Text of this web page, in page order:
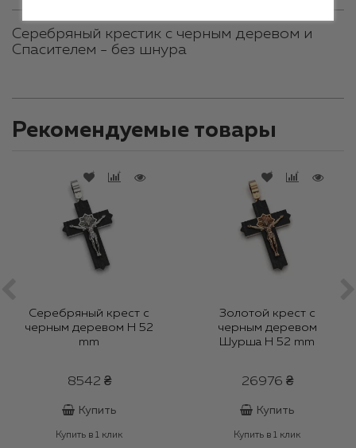
Cеребряный крестик с черным деревом и
Спасителем - без шнура
Рекомендуемые товары
Серебряный крест с
черным деревом H 52
mm
8542 ₴
Купить
Купить в 1 клик
Золотой крест с
черным деревом
Шурша H 52 mm
26976 ₴
Купить
Купить в 1 клик